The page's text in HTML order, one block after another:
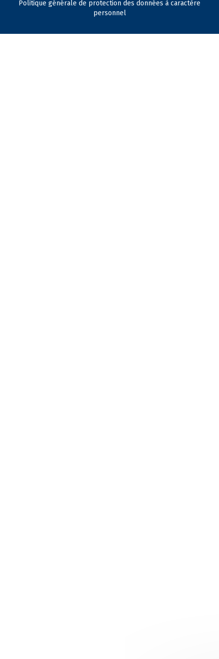
Politique générale de protection des données à caractère
personnel